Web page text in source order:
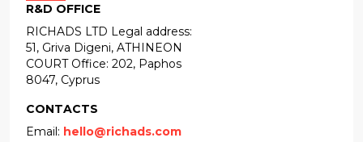
R&D OFFICE
RICHADS LTD Legal address:
51, Griva Digeni, ATHINEON
COURT Office: 202, Paphos
8047, Cyprus
CONTACTS
Email: hello@richads.com